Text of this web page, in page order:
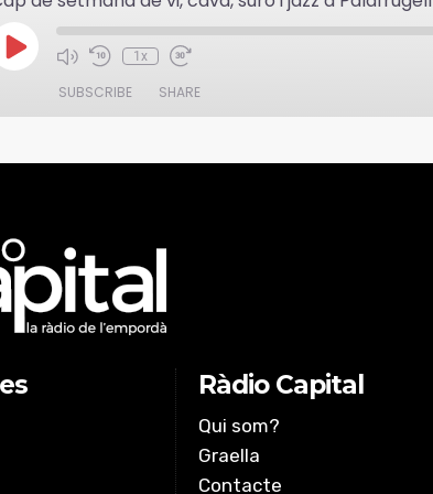
Play
Episode
1x
SUBSCRIBE SHARE
Ràdio Capital
Qui som?
Graella
Contacte